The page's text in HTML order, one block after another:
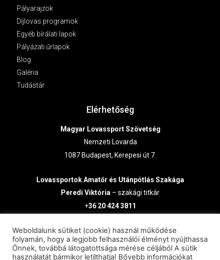
Pályarajzok
Díjlovas programok
Egyéb bírálati lapok
Pályázati űrlapok
Blog
Galéria
Tudástár
Elérhetőség
Magyar Lovassport Szövetség
Nemzeti Lovarda
1087 Budapest, Kerepesi út 7.
LovassportokAmatőr és Utánpótlás Szakága
Peredi Viktória – szakági titkár
+36 20 424 3811
Weboldalunk sütiket (cookie) használ működése
folyamán, hogy a legjobb felhasználói élményt nyújthassa
Önnek, továbbá látogatottsága mérése céljából A sütik
használatát bármikor letilthatja! Bővebb információkat